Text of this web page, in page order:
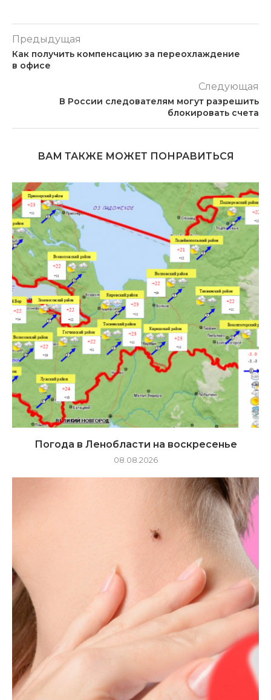
Предыдущая
Как получить компенсацию за переохлаждение
в офисе
Следующая
В России следователям могут разрешить
блокировать счета
ВАМ ТАКЖЕ МОЖЕТ ПОНРАВИТЬСЯ
Погода в Ленобласти на воскресенье
08.08.2026